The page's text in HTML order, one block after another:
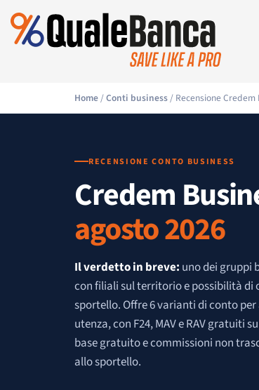
Home/Conti business/ Recensione Credem
RECENSIONE CONTO BUSINESS
Credem
agosto 2026
Il verdetto in breve: uno dei gruppi
con filiali sul territorio e possibilità di
sportello. Offre 6 varianti di conto
utenza, con F24, MAV e RAV gratuiti
base gratuito e commissioni non
allo sportello.